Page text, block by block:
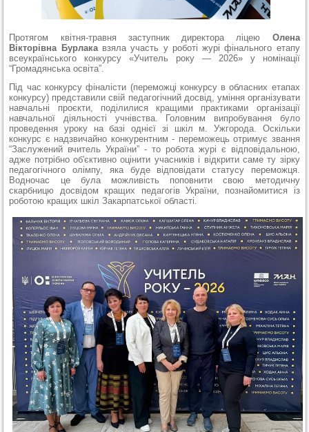
Протягом квітня-травня заступник директора ліцею Олена
Вікторівна Бурлакавзяла участь у роботі журі фінального етапу
всеукраїнського конкурсу «Учитель року — 2026» у номінації
“Громадянська освіта”.
Під час конкурсу фіналісти (переможці конкурсу в обласних етапах
конкурсу) представили свій педагогічний досвід, уміння організувати
навчальні проєкти, поділилися кращими практиками організації
навчальної діяльності учнівства. Головним випробування було
проведення уроку на базі однієї зі шкіл м. Ужгорода. Оскільки
конкурс є надзвичайно конкурентним - переможець отримує звання
“Заслужений вчитель України” - то робота журі є відповідальною,
адже потрібно об'єктивно оцінити учасників і відкрити саме ту зірку
педагогічного олімпу, яка буде відповідати статусу переможця.
Водночас це була можливість поповнити свою методичну
скарбницю досвідом кращих педагогів України, познайомитися із
роботою кращих шкіл Закарпатської області.